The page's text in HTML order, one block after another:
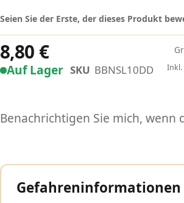
Auf Lager SKU BBNSL10DD
Seien Sie der Erste, der dieses Produkt
8,80 €
Inkl.
Benachrichtigen Sie mich, wenn
Gefahreninformationen